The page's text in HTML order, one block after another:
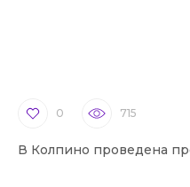
0 715
В Колпино проведена